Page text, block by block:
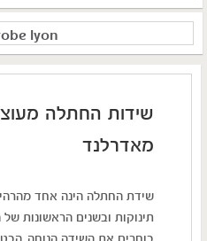
lyon
שידות החתלה
מאדרלנד
שידת החתלה הינה אחד
תינוקות ובשנים הראשונות